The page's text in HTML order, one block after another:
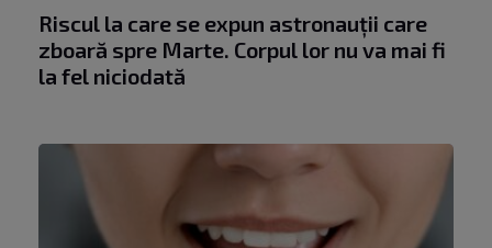
Riscul la care se expun astronauții care
zboară spre Marte. Corpul lor nu va mai fi
la fel niciodată